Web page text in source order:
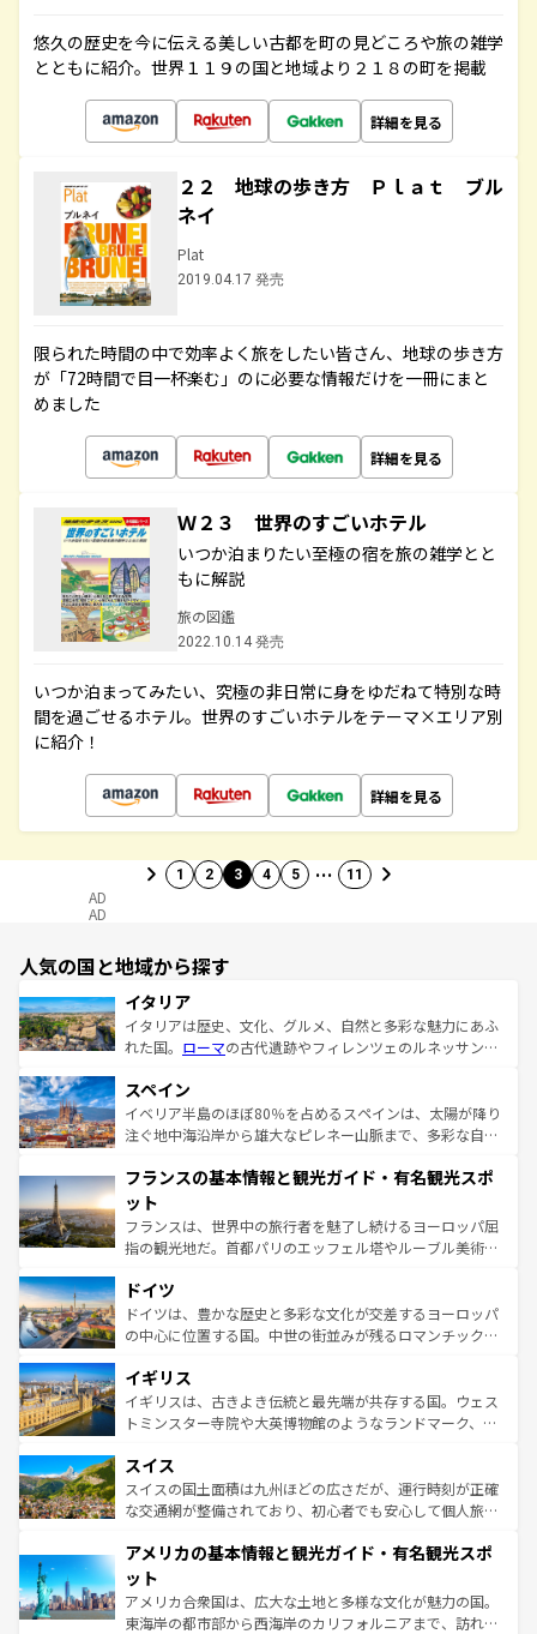
悠久の歴史を今に伝える美しい古都を町の見どころや旅の雑学
とともに紹介。世界１１９の国と地域より２１８の町を掲載
詳細を見る
２２ 地球の歩き方 Ｐｌａｔ ブル
ネイ
Plat
2019.04.17 発売
限られた時間の中で効率よく旅をしたい皆さん、地球の歩き方
が「72時間で目一杯楽む」のに必要な情報だけを一冊にまと
めました
詳細を見る
Ｗ２３ 世界のすごいホテル
いつか泊まりたい至極の宿を旅の雑学とと
もに解説
旅の図鑑
2022.10.14 発売
いつか泊まってみたい、究極の非日常に身をゆだねて特別な時
間を過ごせるホテル。世界のすごいホテルをテーマ×エリア別
に紹介！
詳細を見る
1 2 3 4 5 … 11
AD
AD
人気の国と地域から探す
イタリア
イタリアは歴史、文化、グルメ、自然と多彩な魅力にあふ
れた国。 ローマの古代遺跡やフィレンツェのルネッサンス
ろん、トスカーナの美しい田園風景やアマルフィ海岸の絶
景など、自然景観も見逃せない。観光の合間には、本場の
ピザやパスタなど、絶品のイタリア料理を堪能することも
ませてくれるイタリアで、忘れられない旅をしてみよう！
なお、新着のイタリア情報は
しい。
スペイン
イベリア半島のほぼ80％を占めるスペインは、太陽が降り
注ぐ地中海沿岸から雄大なピレネー山脈まで、多彩な自然
文化が根付くこの国では、情熱的なフラメンコ、熱気あふ
れる闘牛、そして美味しいタパスが生活の一部となってい
る。首都マドリードの洗練された雰囲気や、バルセロナの
アートに溢れた街角から、地方では古代ローマ遺跡や中世
せる。地方によって風土や気候が異なるスペインはその個
性で訪れる人を魅了する。 なお、新着のスペイン情報は コ
ンテンツ一覧を参照してほしい。
フランスの基本情報と観光ガイド・有名観光スポ
ット
フランスは、世界中の旅行者を魅了し続けるヨーロッパ屈
指の観光地だ。首都パリのエッフェル塔やルーブル美術館
で、幅広い魅力が詰まっている。華麗な宮殿、歴史的な大
聖堂、美しいビーチ、そして豊かな自然が、訪れる者を心
から魅了する。また、フランスは美食の国としても知ら
いる。シャンパンの発祥地であるランス、プロヴァンスの
香り高いラベンダー畑など、多彩な楽しみ方が可能だ。さ
らに、パリ以外の地域にも魅力が溢れており、どの街角に
れる地方に足を運ぶとそれぞれで全く異なる文化を体験で
きるだろう。 なお、新着のフランス情報はコンテンツ一覧
を参照してほしい。
ドイツ
ドイツは、豊かな歴史と多彩な文化が交差するヨーロッパ
の中心に位置する国。中世の街並みが残るロマンチック街
顔を持つこの国は、どこを歩いても飽きることがない。ベ
ルリンの文化的活気、バイエルン州のアルプスの絶景、そ
してライン川沿いのワイン畑といった風景は必見。ビール
は、お酒好きな人にはぜひ体験してほしい。 なお、新着の
ドイツ情報はコンテンツ一覧を参照してほしい。
イギリス
イギリスは、古きよき伝統と最先端が共存する国。ウェス
トミンスター寺院や大英博物館のようなランドマーク、歴
リアごとに異なる魅力がある。また、優雅なアフタヌーン
ティー、ビール好きにはたまらない英国パブ、サッカー観
戦など、本場だからこそできる体験も豊富。イギリスを旅
ンツ一覧を参照してほしい。
スイス
スイスの国土面積は九州ほどの広さだが、運行時刻が正確
な交通網が整備されており、初心者でも安心して個人旅行
の建物がそのまま残る町や、スイスならではのユニークな
博物館もあり、アルプス観光だけでなく町歩きも満喫する
ことができる。国民の所得が高いため物価も高いが、旅行
者向けの交通パス提供のサービスもあり、うまく活用すれ
アメリカの基本情報と観光ガイド・有名観光スポ
ット
アメリカ合衆国は、広大な土地と多様な文化が魅力の国。
東海岸の都市部から西海岸のカリフォルニアまで、訪れる